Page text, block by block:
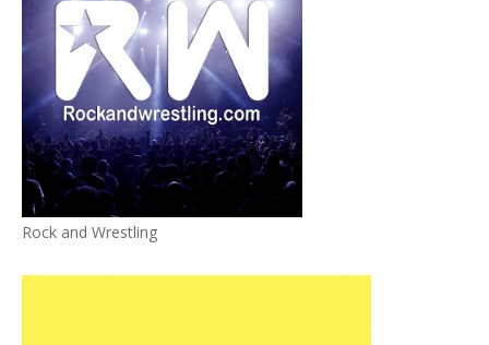
Rock and Wrestling